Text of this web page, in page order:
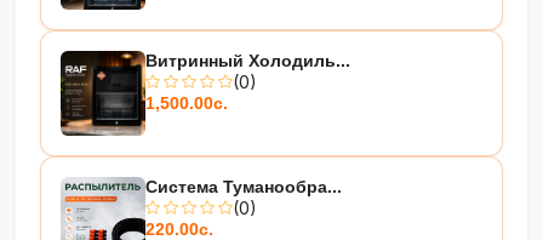
Витринный Холодиль...
(0)
1,500.00с.
Система Туманообра...
(0)
220.00с.